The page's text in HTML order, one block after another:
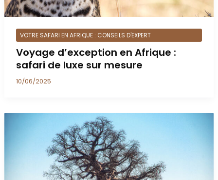
VOTRE SAFARI EN AFRIQUE : CONSEILS D'EXPERT
Voyage d’exception en Afrique :
safari de luxe sur mesure
10/06/2025